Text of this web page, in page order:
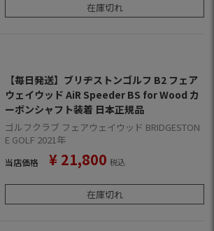
在庫切れ
【毎日発送】ブリヂストンゴルフ B2 フェア
ウェイウッド AiR Speeder BS for Wood カ
ーボンシャフト装着 日本正規品
ゴルフクラブ フェアウェイウッド BRIDGESTON
E GOLF 2021年
当店価格 ¥ 21,800 税込
在庫切れ